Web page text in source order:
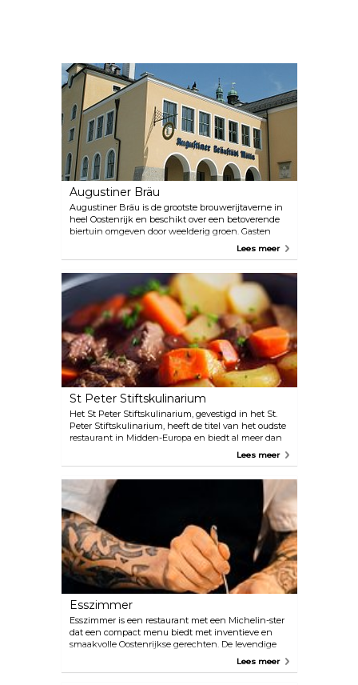
Augustiner Bräu
Augustiner Bräu is de grootste brouwerijtaverne in
heel Oostenrijk en beschikt over een betoverende
biertuin omgeven door weelderig groen. Gasten
staan in de rij voor een biertje in de brouwerij, dat
rechtstreeks uit houten biervaten wordt geserveerd,
op en neer slenteren om te kiezen uit een breed
scala aan typische gerechten in de verschillende
kiosken.
Lees meer
St Peter Stiftskulinarium
Het St Peter Stiftskulinarium, gevestigd in het St.
Peter Stiftskulinarium, heeft de titel van het oudste
restaurant in Midden-Europa en biedt al meer dan
1200 jaar warme gastvrijheid. Het restaurant serveert
Pietervis, en biedt een unieke culinaire ervaring in
een elegante en historische setting.
Lees meer
Esszimmer
Esszimmer is een restaurant met een Michelin-ster
dat een compact menu biedt met inventieve en
smaakvolle Oostenrijkse gerechten. De levendige
en uitnodigende sfeer van het restaurant wordt
Lees meer